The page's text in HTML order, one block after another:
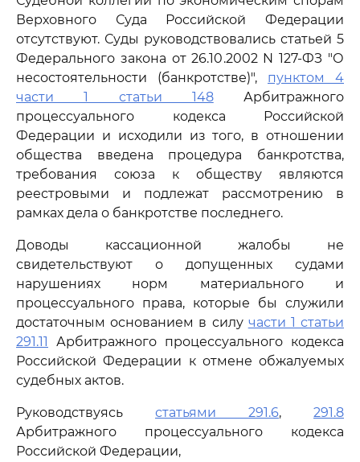
Верховного Суда Российской Федерации
отсутствуют. Суды руководствовались статьей 5
Федерального закона от 26.10.2002 N 127-ФЗ "О
несостоятельности (банкротстве)", пунктом 4
части 1 статьи 148Арбитражного
процессуального кодекса Российской
Федерации и исходили из того, в отношении
общества введена процедура банкротства,
требования союза к обществу являются
реестровыми и подлежат рассмотрению в
рамках дела о банкротстве последнего.
Доводы кассационной жалобы не
свидетельствуют о допущенных судами
нарушениях норм материального и
процессуального права, которые бы служили
достаточным основанием в силу части 1 статьи
291.11
Арбитражного процессуального кодекса
Российской Федерации к отмене обжалуемых
судебных актов.
Руководствуясь статьями 291.6, 291.8
Арбитражного процессуального кодекса
Российской Федерации,